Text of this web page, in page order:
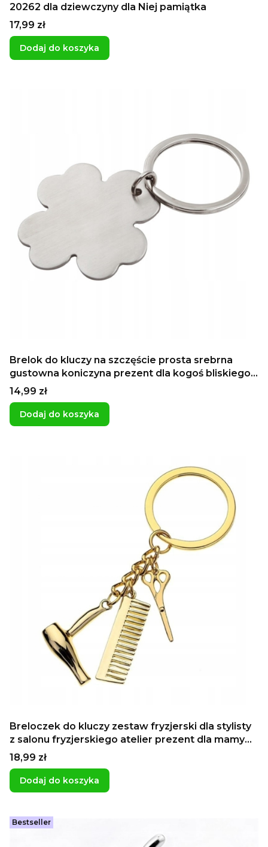
20262 dla dziewczyny dla Niej pamiątka
Cena
17,99 zł
Dodaj do koszyka
Brelok do kluczy na szczęście prosta srebrna
gustowna koniczyna prezent dla kogoś bliskiego
własna dedykcja
Cena
14,99 zł
Dodaj do koszyka
Breloczek do kluczy zestaw fryzjerski dla stylisty
z salonu fryzjerskiego atelier prezent dla mamy
dla przyjaciółki
Cena
18,99 zł
Dodaj do koszyka
Bestseller